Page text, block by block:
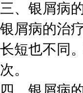
三、银屑病
银屑病的治
长短也不同
次。